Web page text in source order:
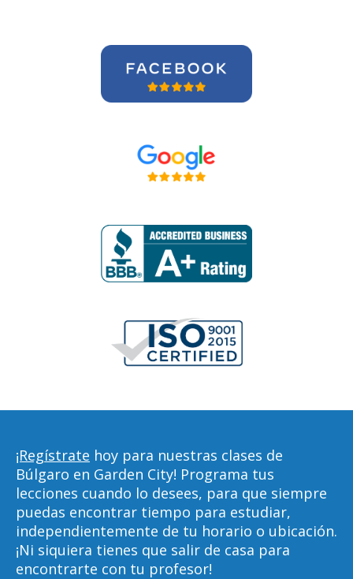
¡Regístrate hoy para nuestras clases de
Búlgaro en Garden City! Programa tus
lecciones cuando lo desees, para que siempre
puedas encontrar tiempo para estudiar,
independientemente de tu horario o ubicación.
¡Ni siquiera tienes que salir de casa para
encontrarte con tu profesor!